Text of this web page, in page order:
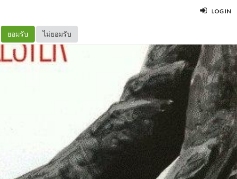
LOG IN
ยอมรับ ไม่ยอมรับ